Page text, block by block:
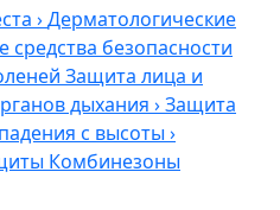
›Дерматологические
средства безопасности
Защита лица и
дыхания ›Защита
с высоты ›
Комбинезоны